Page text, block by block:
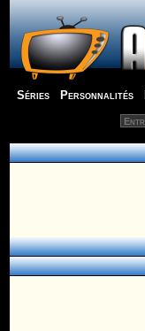
Séries Personnalités